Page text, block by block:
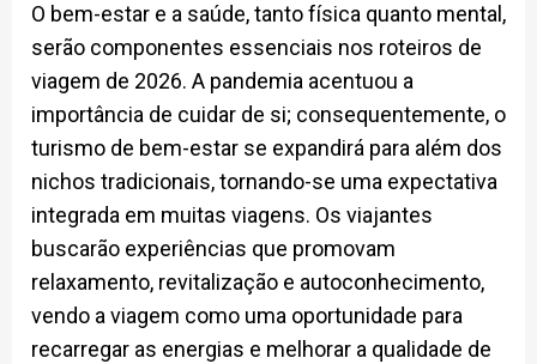
O bem-estar e a saúde, tanto física quanto mental,
serão componentes essenciais nos roteiros de
viagem de 2026. A pandemia acentuou a
importância de cuidar de si; consequentemente, o
turismo de bem-estar se expandirá para além dos
nichos tradicionais, tornando-se uma expectativa
integrada em muitas viagens. Os viajantes
buscarão experiências que promovam
relaxamento, revitalização e autoconhecimento,
vendo a viagem como uma oportunidade para
recarregar as energias e melhorar a qualidade de